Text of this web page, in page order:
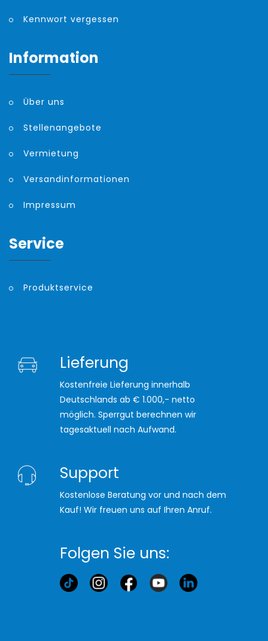
Kennwort vergessen
Information
Über uns
Stellenangebote
Vermietung
Versandinformationen
Impressum
Service
Produktservice
Lieferung
Kostenfreie Lieferung innerhalb
Deutschlands ab € 1.000,- netto
möglich. Sperrgut berechnen wir
tagesaktuell nach Aufwand.
Support
Kostenlose Beratung vor und nach dem
Kauf! Wir freuen uns auf Ihren Anruf.
Folgen Sie uns: